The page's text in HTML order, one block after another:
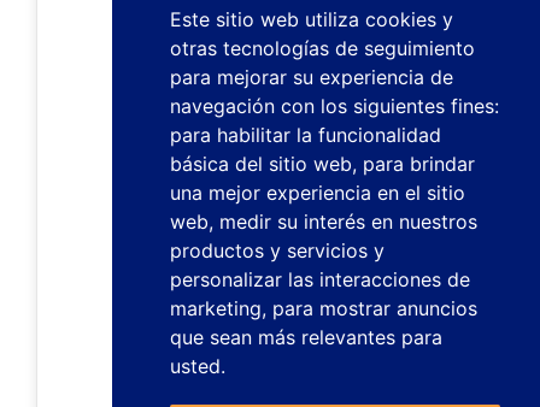
Este sitio web utiliza cookies y
otras tecnologías de seguimiento
para mejorar su experiencia de
navegación con los siguientes fines:
para habilitar la funcionalidad
básica del sitio web, para brindar
una mejor experiencia en el sitio
web, medir su interés en nuestros
productos y servicios y
personalizar las interacciones de
marketing, para mostrar anuncios
que sean más relevantes para
usted.